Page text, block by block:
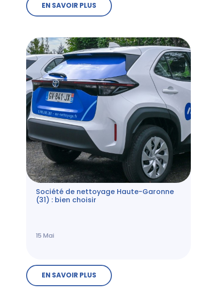
EN SAVOIR PLUS
Société de nettoyage Haute-Garonne
(31) : bien choisir
15 Mai
EN SAVOIR PLUS